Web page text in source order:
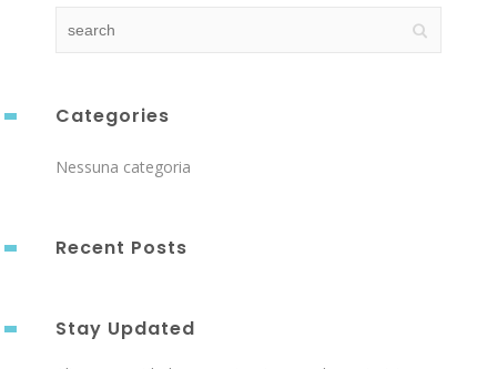
Categories
Nessuna categoria
Recent Posts
Stay Updated